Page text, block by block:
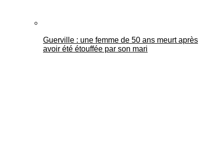
Guerville : une femme de 50 ans meurt après
avoir été étouffée par son mari